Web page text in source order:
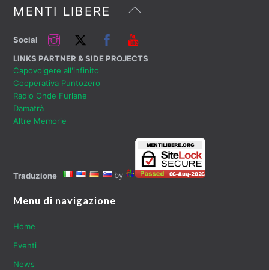
Back
MENTI LIBERE
Social
LINKS PARTNER & SIDE PROJECTS
Capovolgere all'infinito
Cooperativa Puntozero
Radio Onde Furlane
Damatrà
Altre Memorie
Traduzione by
Menu di navigazione
Home
Eventi
News